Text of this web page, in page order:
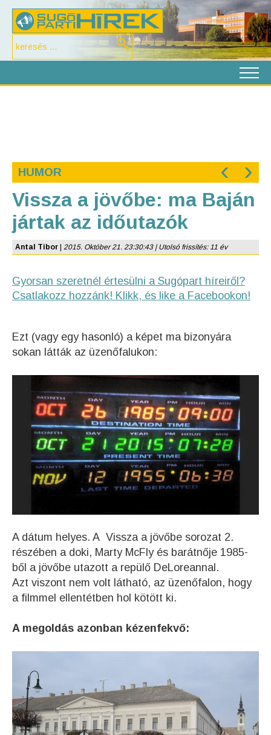
HUMOR ‹ ›
Vissza a jövőbe: ma Baján
jártak az időutazók
Antal Tibor 2015. Október 21. 23:30:43 | Utolsó frissítés: 11 év
Gyorsan szeretnél értesülni a Sugópart híreiről?
Csatlakozz hozzánk! Klikk, és like a Facebookon!
Ezt (vagy egy hasonló) a képet ma bizonyára
sokan látták az üzenőfalukon:
A dátum helyes. A Vissza a jövőbe sorozat 2.
részében a doki, Marty McFly és barátnője 1985-
ből a jövőbe utazott a repülő DeLoreannal.
Azt viszont nem volt látható, az üzenőfalon, hogy
a filmmel ellentétben hol kötött ki.
A megoldás azonban kézenfekvő: